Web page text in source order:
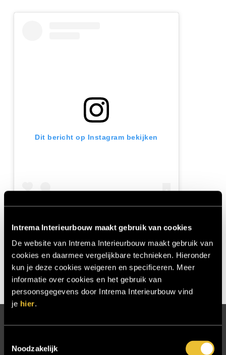
Intrema Interieurbouw maakt gebruik van cookies
De website van Intrema Interieurbouw maakt gebruik van
cookies en daarmee vergelijkbare technieken. Hieronder
kun je deze cookies weigeren en specificeren. Meer
informatie over cookies en het gebruik van
persoonsgegevens door Intrema Interieurbouw vind
je hier.
Noodzakelijk
Dit bericht op Instagram bekijken
Een bericht gedeeld door Intrema Interieurbouw (@intremainterieurbouw)